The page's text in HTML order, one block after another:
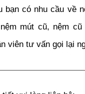
bạn có nhu cầu về
mút cũ, nệm
viên tư vấn gọi lại